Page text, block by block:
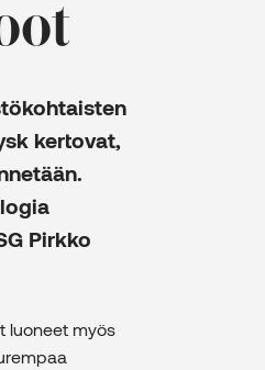
kertovat,
Pirkko
luoneet myös